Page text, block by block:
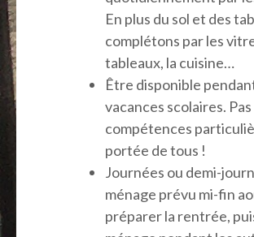
En plus du sol et des
complétons par les
tableaux, la cuisine…
Être disponible
vacances scolaires. Pas
compétences
portée de tous !
Journées ou demi-
ménage prévu mi-fin
préparer la rentrée,